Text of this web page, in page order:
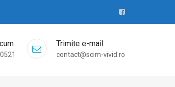
Trimite e-mail
contact@scim-vivid.ro